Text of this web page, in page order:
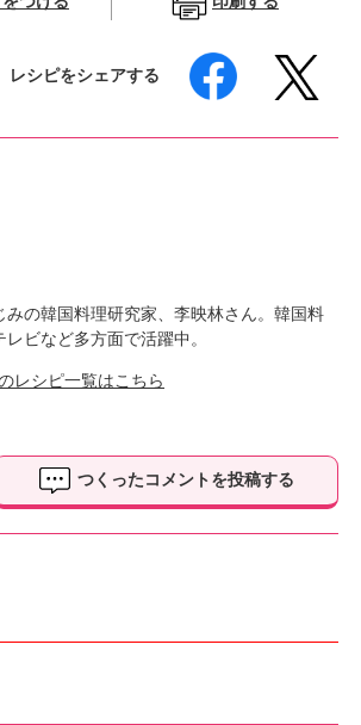
レシピをシェアする
の韓国料理研究家、李映林さん。韓国料
ビなど多方面で活躍中。
レシピ一覧はこちら
つくったコメントを投稿する